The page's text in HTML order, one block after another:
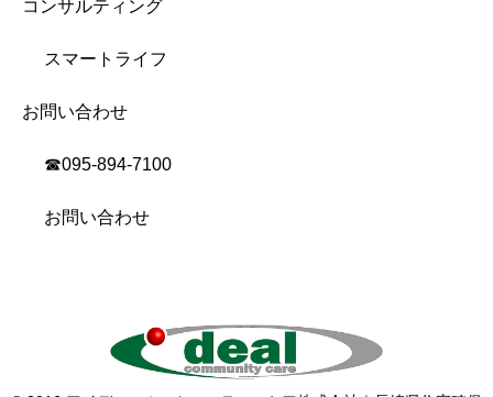
コンサルティング
スマートライフ
お問い合わせ
☎︎095-894-7100
お問い合わせ